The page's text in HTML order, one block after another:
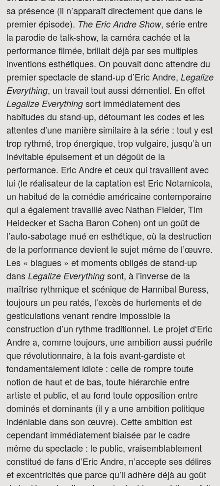
sa présence (il n’apparaît directement que dans le
premier épisode). The Eric Andre Show, série entre
la parodie de talk-show, la caméra cachée et la
performance filmée, brillait déjà par ses multiples
inventions esthétiques. On pouvait donc attendre du
premier spectacle de stand-up d’Eric Andre, Legalize
Everything, un travail tout aussi démentiel. En effet
Legalize Everything sort immédiatement des
habitudes du stand-up, détournant les codes et les
attentes d’une manière similaire à la série : tout y est
trop rythmé, trop énergique, trop vulgaire, jusqu’à un
inévitable épuisement et un dégoût de la
performance. Eric Andre et ceux qui travaillent avec
lui (le réalisateur de la captation est Eric Notarnicola,
un habitué de la comédie américaine contemporaine
qui a également travaillé avec Nathan Fielder, Tim
Heidecker et Sacha Baron Cohen) ont un goût de
l’auto-sabotage mué en esthétique, où la destruction
de la performance devient le sujet même de l’œuvre.
Les « blagues » et moments obligés de stand-up
dans Legalize Everything sont, à l’inverse de la
maîtrise rythmique et scénique de Hannibal Buress,
toujours un peu ratés, l’excès de hurlements et de
gesticulations venant rendre impossible la
construction d’un rythme traditionnel. Le projet d‘Eric
Andre a, comme toujours, une ambition aussi puérile
que révolutionnaire, à la fois avant-gardiste et
fondamentalement idiote : celle de rompre toute
notion de haut et de bas, toute hiérarchie entre
artiste et public, et au fond toute opposition entre
dominés et dominants (il y a une ambition politique
indéniable dans son œuvre). Cette ambition est
cependant immédiatement biaisée par le cadre
même du spectacle : le public, vraisemblablement
constitué de fans d’Eric Andre, n’accepte ses délires
et excentricités que parce qu’il adhère déjà au goût